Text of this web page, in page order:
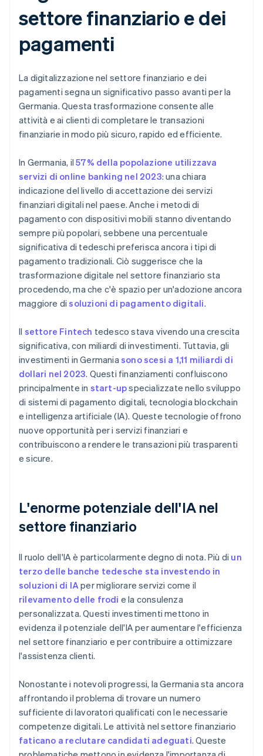
settore finanziario e dei
pagamenti
La digitalizzazione nel settore finanziario e dei
pagamenti segna un significativo passo avanti per la
Germania. Questa trasformazione consente alle
attività e ai clienti di completare le transazioni
finanziarie in modo più sicuro, rapido ed efficiente.
In Germania, il57% della popolazione utilizzava
servizi di online banking nel 2023: una chiara
indicazione del livello di accettazione dei servizi
finanziari digitali nel paese. Anche i metodi di
pagamento con dispositivi mobili stanno diventando
sempre più popolari, sebbene una percentuale
significativa di tedeschi preferisca ancora i tipi di
pagamento tradizionali. Ciò suggerisce che la
trasformazione digitale nel settore finanziario sta
procedendo, ma che c'è spazio per un'adozione ancora
maggiore disoluzioni di pagamento digitali.
Il settore Fintech tedesco stava vivendo una crescita
significativa, con miliardi di investimenti. Tuttavia, gli
investimenti in Germaniasono scesi a 1,11 miliardi di
dollari nel 2023. Questi finanziamenti confluiscono
principalmente in start-upspecializzate nello sviluppo
di sistemi di pagamento digitali, tecnologia blockchain
e intelligenza artificiale (IA). Queste tecnologie offrono
nuove opportunità per i servizi finanziari e
contribuiscono a rendere le transazioni più trasparenti
e sicure.
L'enorme potenziale dell'IA nel
settore finanziario
Il ruolo dell'IA è particolarmente degno di nota. Più di un
terzo delle banche tedesche sta investendo in
soluzioni di IAper migliorare servizi come il
rilevamento delle frodi e la consulenza
personalizzata. Questi investimenti mettono in
evidenza il potenziale dell'IA per aumentare l'efficienza
nel settore finanziario e per contribuire a ottimizzare
l'assistenza clienti.
Nonostante i notevoli progressi, la Germania sta ancora
affrontando il problema di trovare un numero
sufficiente di lavoratori qualificati con le necessarie
competenze digitali. Le attività nel settore finanziario
faticano a reclutare candidati adeguati. Queste